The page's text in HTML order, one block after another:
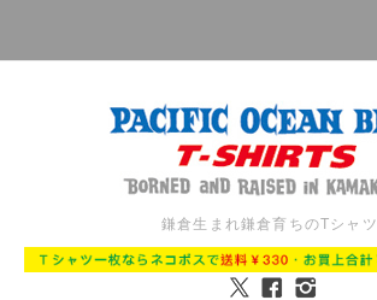
鎌倉生まれ鎌倉育ちのTシャツ